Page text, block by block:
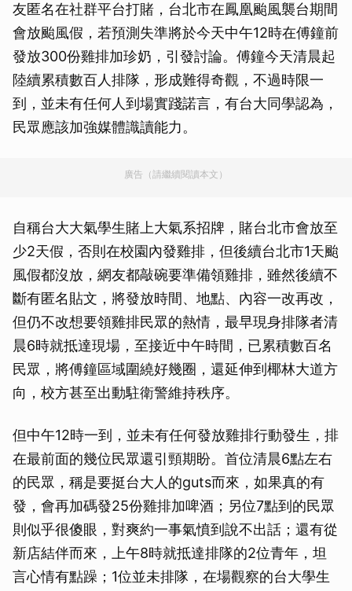
友匿名在社群平台打賭，台北市在鳳凰颱風襲台期間
會放颱風假，若預測失準將於今天中午12時在傅鐘前
發放300份雞排加珍奶，引發討論。傅鐘今天清晨起
陸續累積數百人排隊，形成難得奇觀，不過時限一
到，並未有任何人到場實踐諾言，有台大同學認為，
民眾應該加強媒體識讀能力。
廣告（請繼續閱讀本文）
自稱台大大氣學生賭上大氣系招牌，賭台北市會放至
少2天假，否則在校園內發雞排，但後續台北市1天颱
風假都沒放，網友都敲碗要準備領雞排，雖然後續不
斷有匿名貼文，將發放時間、地點、內容一改再改，
但仍不改想要領雞排民眾的熱情，最早現身排隊者清
晨6時就抵達現場，至接近中午時間，已累積數百名
民眾，將傅鐘區域圍繞好幾圈，還延伸到椰林大道方
向，校方甚至出動駐衛警維持秩序。
但中午12時一到，並未有任何發放雞排行動發生，排
在最前面的幾位民眾還引頸期盼。首位清晨6點左右
的民眾，稱是要挺台大人的guts而來，如果真的有
發，會再加碼發25份雞排加啤酒；另位7點到的民眾
則似乎很傻眼，對爽約一事氣憤到說不出話；還有從
新店結伴而來，上午8時就抵達排隊的2位青年，坦
言心情有點躁；1位並未排隊，在場觀察的台大學生